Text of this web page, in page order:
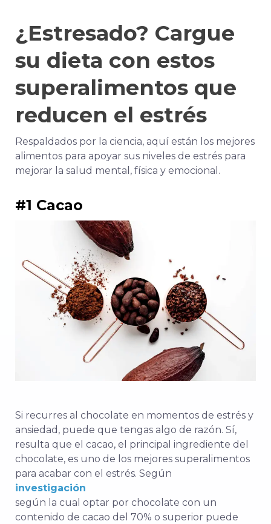
¿Estresado? Cargue
su dieta con estos
superalimentos que
reducen el estrés
Respaldados por la ciencia, aquí están los mejores
alimentos para apoyar sus niveles de estrés para
mejorar la salud mental, física y emocional.
#1 Cacao
Si recurres al chocolate en momentos de estrés y
ansiedad, puede que tengas algo de razón. Sí,
resulta que el cacao, el principal ingrediente del
chocolate, es uno de los mejores superalimentos
para acabar con el estrés. Según
investigación
según la cual optar por chocolate con un
contenido de cacao del 70% o superior puede